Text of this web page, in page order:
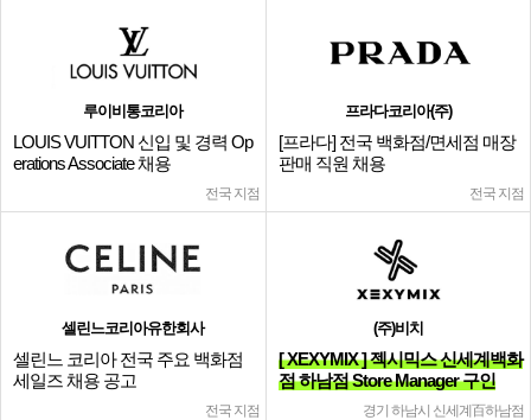
루이비통코리아
LOUIS VUITTON 신입 및 경력 Op
erations Associate 채용
전국 지점
프라다코리아(주)
[프라다] 전국 백화점/면세점 매장
판매 직원 채용
전국 지점
셀린느코리아유한회사
셀린느 코리아 전국 주요 백화점
세일즈 채용 공고
전국 지점
(주)비치
[ XEXYMIX ] 젝시믹스 신세계백화
점 하남점 Store Manager 구인
경기 하남시 신세계百하남점